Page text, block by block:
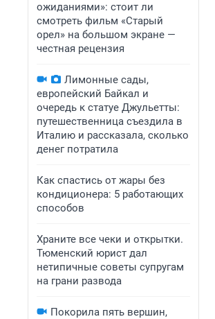
ожиданиями»: стоит ли
смотреть фильм «Старый
орел» на большом экране —
честная рецензия
Лимонные сады,
европейский Байкал и
очередь к статуе Джульетты:
путешественница съездила в
Италию и рассказала, сколько
денег потратила
Как спастись от жары без
кондиционера: 5 работающих
способов
Храните все чеки и открытки.
Тюменский юрист дал
нетипичные советы супругам
на грани развода
Покорила пять вершин,